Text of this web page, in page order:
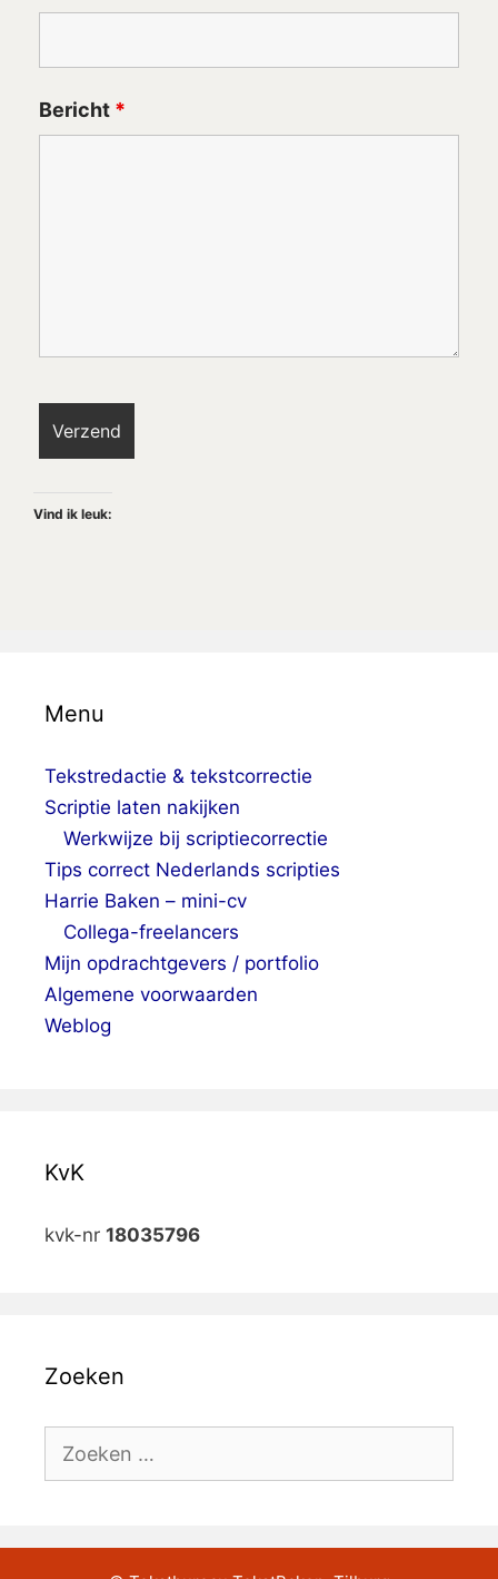
Bericht *
Vind ik leuk:
Menu
Tekstredactie & tekstcorrectie
Scriptie laten nakijken
Werkwijze bij scriptiecorrectie
Tips correct Nederlands scripties
Harrie Baken – mini-cv
Collega-freelancers
Mijn opdrachtgevers / portfolio
Algemene voorwaarden
Weblog
KvK
kvk-nr 18035796
Zoeken
naar: